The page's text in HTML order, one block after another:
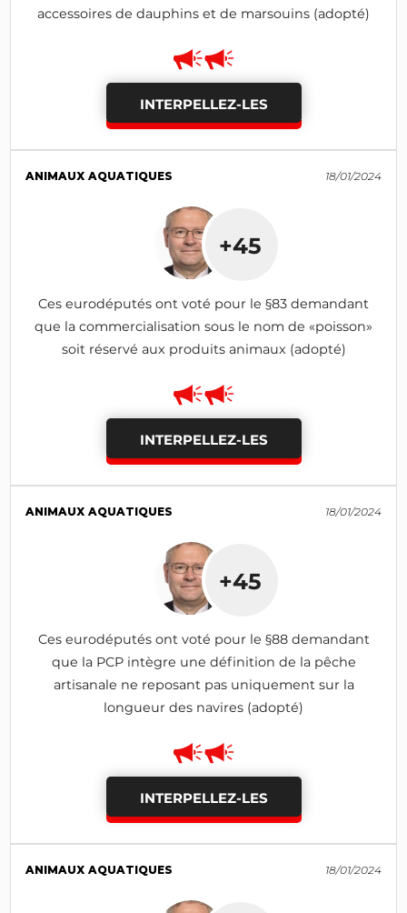
accessoires de dauphins et de marsouins (adopté)
INTERPELLEZ-LES
ANIMAUX AQUATIQUES 18/01/2024
+45
Ces eurodéputés ont voté pour le §83 demandant
que la commercialisation sous le nom de «poisson»
soit réservé aux produits animaux (adopté)
INTERPELLEZ-LES
ANIMAUX AQUATIQUES 18/01/2024
+45
Ces eurodéputés ont voté pour le §88 demandant
que la PCP intègre une définition de la pêche
artisanale ne reposant pas uniquement sur la
longueur des navires (adopté)
INTERPELLEZ-LES
ANIMAUX AQUATIQUES 18/01/2024